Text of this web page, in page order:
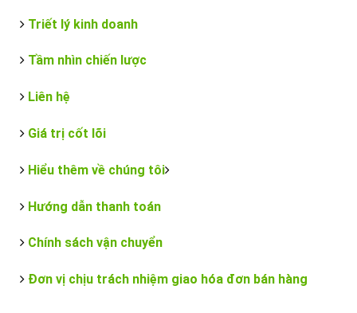
Triết lý kinh doanh
Tầm nhìn chiến lược
Liên hệ
Giá trị cốt lõi
Hiểu thêm về chúng tôi
Hướng dẫn thanh toán
Chính sách vận chuyển
Đơn vị chịu trách nhiệm giao hóa đơn bán hàng